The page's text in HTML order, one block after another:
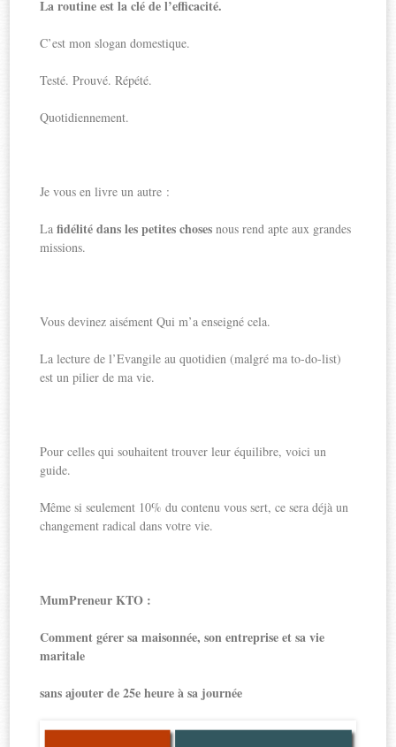
La routine est la clé de l’efficacité.
C’est mon slogan domestique.
Testé. Prouvé. Répété.
Quotidiennement.
Je vous en livre un autre :
Lafidélité dans les petites choses nous rend apte aux grandes
missions.
Vous devinez aisément Qui m’a enseigné cela.
La lecture de l’Evangile au quotidien (malgré ma to-do-list)
est un pilier de ma vie.
Pour celles qui souhaitent trouver leur équilibre, voici un
guide.
Même si seulement 10% du contenu vous sert, ce sera déjà un
changement radical dans votre vie.
MumPreneur KTO :
Comment gérer sa maisonnée, son entreprise et sa vie
maritale
sans ajouter de 25e heure à sa journée